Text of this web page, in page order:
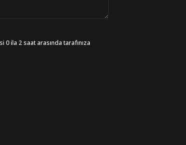
ila 2 saat arasında tarafınıza